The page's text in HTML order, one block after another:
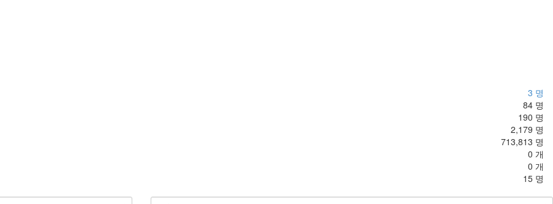
3 명
84 명
190 명
2,179 명
713,813 명
0 개
0 개
15 명